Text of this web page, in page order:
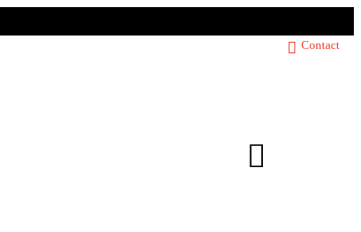

 Contact